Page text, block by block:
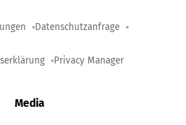
Datenschutzanfrage
Privacy Manager
Media